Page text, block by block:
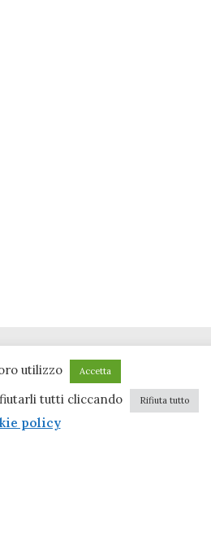
utilizzo Accetta
tutti cliccando Rifiuta tutto
policy